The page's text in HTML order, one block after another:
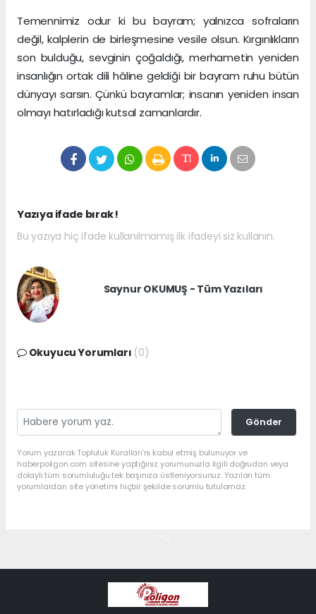
Temennimiz odur ki bu bayram; yalnızca sofraların
değil, kalplerin de birleşmesine vesile olsun. Kırgınlıkların
son bulduğu, sevginin çoğaldığı, merhametin yeniden
insanlığın ortak dili hâline geldiği bir bayram ruhu bütün
dünyayı sarsın. Çünkü bayramlar; insanın yeniden insan
olmayı hatırladığı kutsal zamanlardır.
Yazıya ifade bırak !
Bu yazıya hiç ifade kullanılmamış ilk ifadeyi siz kullanın.
Saynur OKUMUŞ - Tüm Yazıları
Okuyucu Yorumları (0)
Gönder
Yorum yazarak Topluluk Kuralları’nı kabul etmiş bulunuyor ve
haberpoligon.com sitesine yaptığınız yorumunuzla ilgili doğrudan veya
dolaylı tüm sorumluluğu tek başınıza üstleniyorsunuz. Yazılan tüm
yorumlardan site yönetimi hiçbir şekilde sorumlu tutulamaz.